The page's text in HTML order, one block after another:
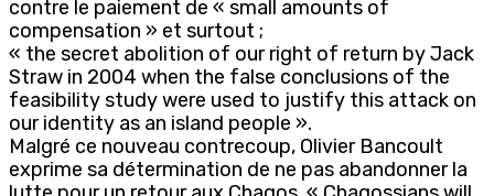
contre le paiement de « small amounts of
compensation » et surtout ;
« the secret abolition of our right of return by Jack
Straw in 2004 when the false conclusions of the
feasibility study were used to justify this attack on
our identity as an island people ».
Malgré ce nouveau contrecoup, Olivier Bancoult
exprime sa détermination de ne pas abandonner la